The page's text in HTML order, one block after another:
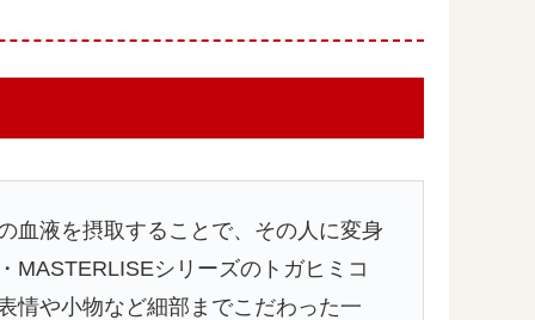
血液を摂取することで、その人に変身
MASTERLISEシリーズのトガヒミコ
情や小物など細部までこだわった一